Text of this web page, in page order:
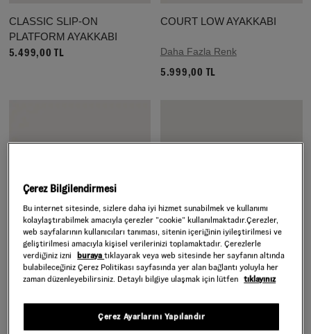
CLASSIC SLIP-ON
PLATFORM AYAKKABI
5.499,00 TL
COURT LOW AYAKKABI
Daha Fazla Renk
5.999,00 TL
Çerez Bilgilendirmesi
Bu internet sitesinde, sizlere daha iyi hizmet sunabilmek ve kullanımı
kolaylaştırabilmek amacıyla çerezler ”cookie” kullanılmaktadır.Çerezler,
web sayfalarının kullanıcıları tanıması, sitenin içeriğinin iyileştirilmesi ve
geliştirilmesi amacıyla kişisel verilerinizi toplamaktadır. Çerezlerle
verdiğiniz izni
burayatıklayarak veya web sitesinde her sayfanın altında
bulabileceğiniz Çerez Politikası sayfasında yer alan bağlantı yoluyla her
zaman düzenleyebilirsiniz. Detaylı bilgiye ulaşmak için lütfen tıklayınız
Çerez Ayarlarını Yapılandır